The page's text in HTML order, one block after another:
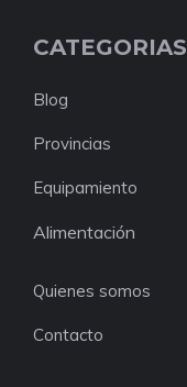
CATEGORIAS
Blog
Provincias
Equipamiento
Alimentación
Quienes somos
Contacto